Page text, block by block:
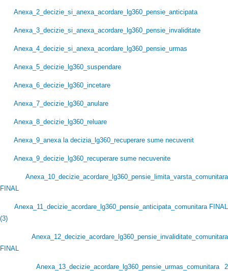
Anexa_2_decizie_si_anexa_acordare_lg360_pensie_anticipata
Anexa_3_decizie_si_anexa_acordare_lg360_pensie_invaliditate
Anexa_4_decizie_si_anexa_acordare_lg360_pensie_urmas
Anexa_5_decizie_lg360_suspendare
Anexa_6_decizie_lg360_incetare
Anexa_7_decizie_lg360_anulare
Anexa_8_decizie_lg360_reluare
Anexa_9_anexa la decizia_lg360_recuperare sume necuvenit
Anexa_9_decizie_lg360_recuperare sume necuvenite
Anexa_10_decizie_acordare_lg360_pensie_limita_varsta_comunitara
FINAL
Anexa_11_decizie_acordare_lg360_pensie_anticipata_comunitara FINAL
(3)
Anexa_12_decizie_acordare_lg360_pensie_invaliditate_comunitara
FINAL
Anexa_13_decizie_acordare_lg360_pensie_urmas_comunitara 2